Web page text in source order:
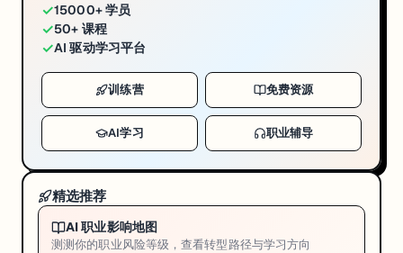
✓15000+ 学员
✓50+ 课程
✓AI 驱动学习平台
训练营 免费资源
AI学习 职业辅导
精选推荐
AI 职业影响地图
测测你的职业风险等级，查看转型路径与学习方向